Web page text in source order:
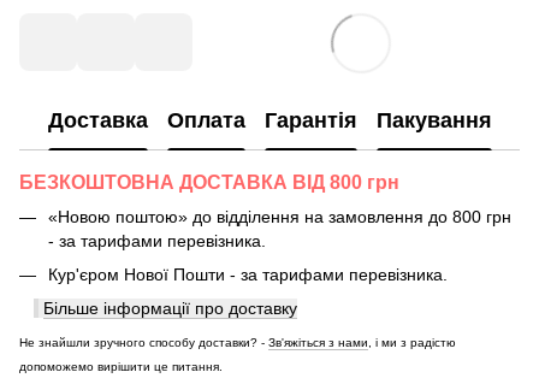
Доставка Оплата Гарантія Пакування
БЕЗКОШТОВНА ДОСТАВКА ВІД 800 грн
«Новою поштою» до відділення на замовлення до 800 грн
- за тарифами перевізника.
Кур'єром Нової Пошти - за тарифами перевізника.
Більше інформації про доставку
Не знайшли зручного способу доставки? - Зв'яжіться з нами, і ми з радістю
допоможемо вирішити це питання.